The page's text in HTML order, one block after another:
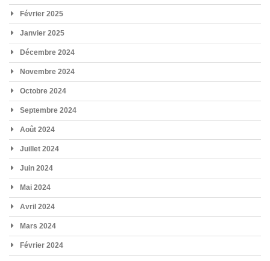
Février 2025
Janvier 2025
Décembre 2024
Novembre 2024
Octobre 2024
Septembre 2024
Août 2024
Juillet 2024
Juin 2024
Mai 2024
Avril 2024
Mars 2024
Février 2024